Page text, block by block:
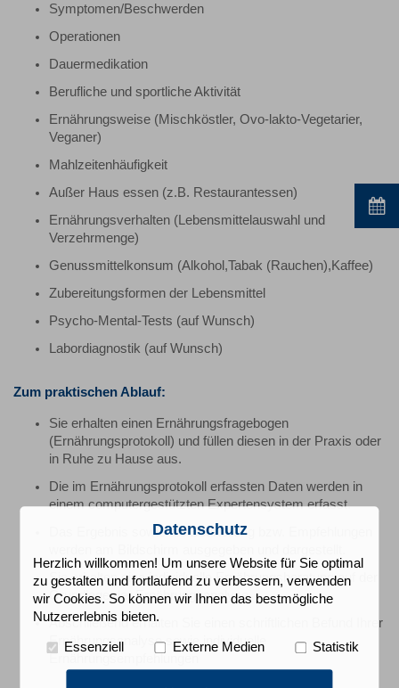
Symptomen/Beschwerden
Operationen
Dauermedikation
Berufliche und sportliche Aktivität
Ernährungsweise (Mischköstler, Ovo-lakto-Vegetarier,
Veganer)
Mahlzeitenhäufigkeit
Außer Haus essen (z.B. Restaurantessen)
Ernährungsverhalten (Lebensmittelauswahl und
Verzehrmenge)
Genussmittelkonsum (Alkohol,Tabak (Rauchen),Kaffee)
Zubereitungsformen der Lebensmittel
Psycho-Mental-Tests (auf Wunsch)
Labordiagnostik (auf Wunsch)
Zum praktischen Ablauf:
Sie erhalten einen Ernährungsfragebogen
(Ernährungsprotokoll) und füllen diesen in der Praxis oder
in Ruhe zu Hause aus.
Die im Ernährungsprotokoll erfassten Daten werden in
einem computergestützten Expertensystem erfasst.
Das Ergebnis sowie die Beurteilung bzw. Empfehlungen
Sie erhalten eine individuelle Ernährungsberatung auf der
Grundlage der Ernährungsanalyse.
Abschließend erhalten Sie einen schriftlichen Befund Ihrer
Ernährungsanalyse sowie individuelle
Datenschutz
Herzlich willkommen! Um unsere Website für Sie optimal
zu gestalten und fortlaufend zu verbessern, verwenden
wir Cookies. So können wir Ihnen das bestmögliche
Nutzererlebnis bieten.
Essenziell Externe Medien Statistik